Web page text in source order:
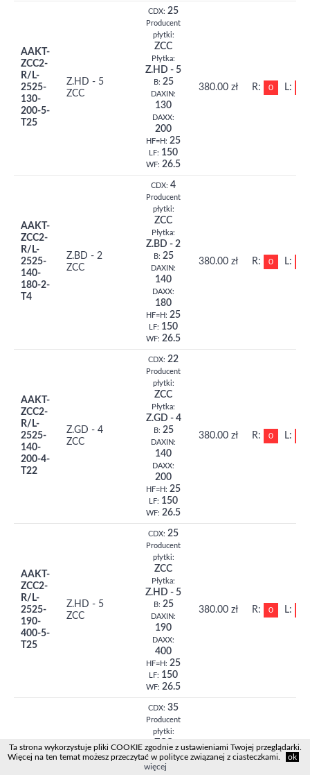
AAKT-
ZCC2-
R/L-
2525-
130-
200-5-
T25
Z.HD - 5
ZCC
CDX: 25
Producent
płytki:
ZCC
Płytka:
Z.HD - 5
B: 25
DAXIN:
130
DAXX:
200
HF=H: 25
LF: 150
WF: 26.5
380.00 zł R: 0 L:
AAKT-
ZCC2-
R/L-
2525-
140-
180-2-
T4
Z.BD - 2
ZCC
CDX: 4
Producent
płytki:
ZCC
Płytka:
Z.BD - 2
B: 25
DAXIN:
140
DAXX:
180
HF=H: 25
LF: 150
WF: 26.5
380.00 zł R: 0 L:
AAKT-
ZCC2-
R/L-
2525-
140-
200-4-
T22
Z.GD - 4
ZCC
CDX: 22
Producent
płytki:
ZCC
Płytka:
Z.GD - 4
B: 25
DAXIN:
140
DAXX:
200
HF=H: 25
LF: 150
WF: 26.5
380.00 zł R: 0 L:
AAKT-
ZCC2-
R/L-
2525-
190-
400-5-
T25
Z.HD - 5
ZCC
CDX: 25
Producent
płytki:
ZCC
Płytka:
Z.HD - 5
B: 25
DAXIN:
190
DAXX:
400
HF=H: 25
LF: 150
WF: 26.5
380.00 zł R: 0 L:
AAKT-
ZCC2-
CDX: 35
Producent
płytki:
ZCC
Płytka:
Z.HD - 5
Ta strona wykorzystuje pliki COOKIE zgodnie z ustawieniami Twojej przeglądarki.
Więcej na ten temat możesz przeczytać w polityce związanej z ciasteczkami.
ok
więcej